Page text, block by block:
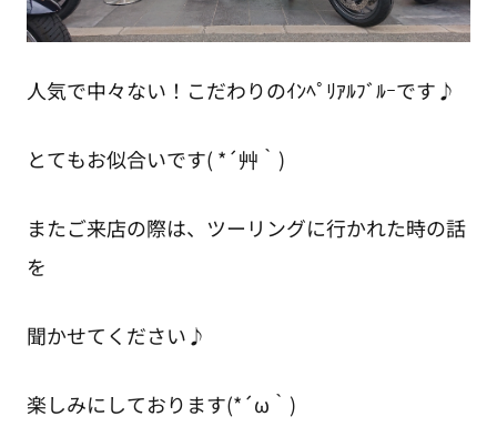
人気で中々ない！こだわりのｲﾝﾍﾟﾘｱﾙﾌﾞﾙｰです♪
とてもお似合いです( *´艸｀)
またご来店の際は、ツーリングに行かれた時の話
を
聞かせてください♪
楽しみにしております(*´ω｀)